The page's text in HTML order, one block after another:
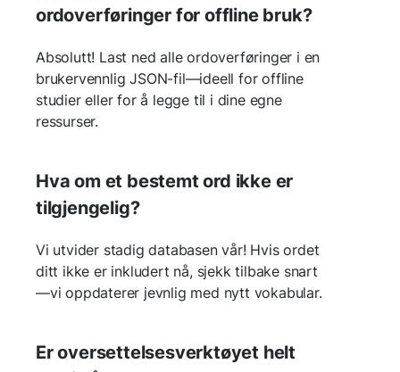
ordoverføringer for offline bruk?
Absolutt! Last ned alle ordoverføringer i en
brukervennlig JSON-fil—ideell for offline
studier eller for å legge til i dine egne
ressurser.
Hva om et bestemt ord ikke er
tilgjengelig?
Vi utvider stadig databasen vår! Hvis ordet
ditt ikke er inkludert nå, sjekk tilbake snart
—vi oppdaterer jevnlig med nytt vokabular.
Er oversettelsesverktøyet helt